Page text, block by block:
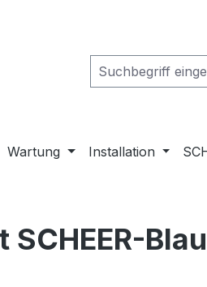
Wartung Installation
SCHEER-